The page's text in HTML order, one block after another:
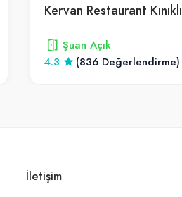
Kervan Restaurant Kınıklı
Şuan Açık
4.3
(836 Değerlendirme)
İletişim